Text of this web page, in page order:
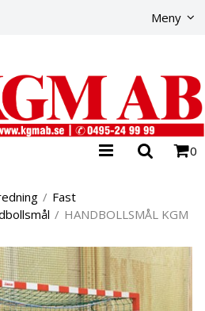
Meny
0
/ Fast
/ HANDBOLLSMÅL KGM